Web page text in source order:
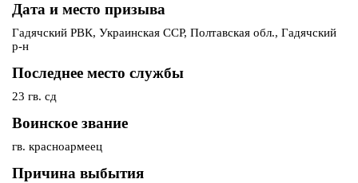
Дата и место призыва
Гадячский РВК, Украинская ССР, Полтавская обл., Гадячский
р-н
Последнее место службы
23 гв. сд
Воинское звание
гв. красноармеец
Причина выбытия